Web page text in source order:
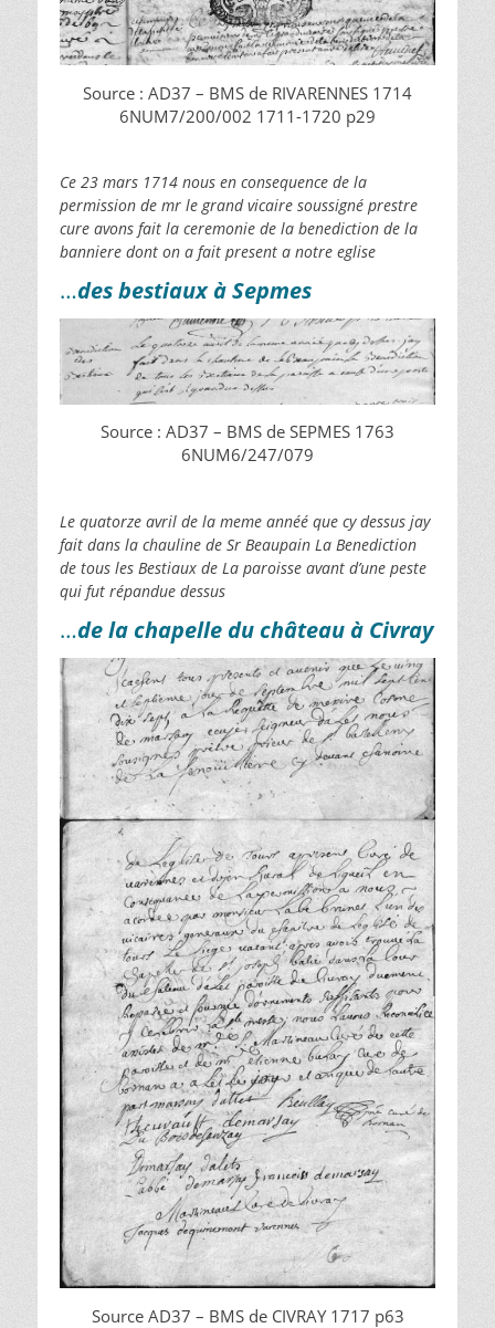
Source : AD37 – BMS de RIVARENNES 1714
6NUM7/200/002 1711-1720 p29
Ce 23 mars 1714 nous en consequence de la
permission de mr le grand vicaire soussigné prestre
cure avons fait la ceremonie de la benediction de la
banniere dont on a fait present a notre eglise
…des bestiaux à Sepmes
Source : AD37 – BMS de SEPMES 1763
6NUM6/247/079
Le quatorze avril de la meme annéé que cy dessus jay
fait dans la chauline de Sr Beaupain La Benediction
de tous les Bestiaux de La paroisse avant d’une peste
qui fut répandue dessus
…de la chapelle du château à Civray
Source AD37 – BMS de CIVRAY 1717 p63